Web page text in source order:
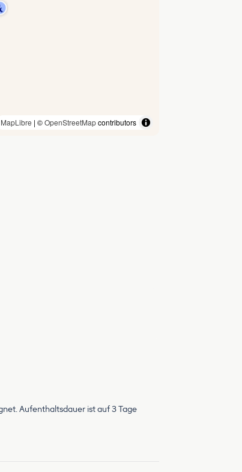
MapLibre | ©OpenStreetMapcontributors
Aufenthaltsdauer ist auf 3 Tage